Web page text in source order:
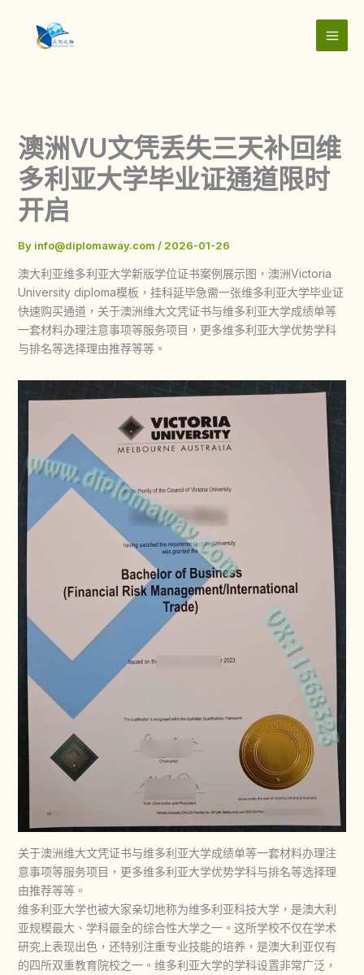
content
澳洲VU文凭丢失三天补回维
多利亚大学毕业证通道限时
开启
By info@diplomaway.com / 2026-01-26
澳大利亚维多利亚大学新版学位证书案例展示图，澳洲Victoria
University diploma模板，挂科延毕急需一张维多利亚大学毕业证
快速购买通道，关于澳洲维大文凭证书与维多利亚大学成绩单等
一套材料办理注意事项等服务项目，更多维多利亚大学优势学科
与排名等选择理由推荐等等。
关于澳洲维大文凭证书与维多利亚大学成绩单等一套材料办理注
意事项等服务项目，更多维多利亚大学优势学科与排名等选择理
由推荐等等。
维多利亚大学也被大家亲切地称为维多利亚科技大学，是澳大利
亚规模最大、学科最全的综合性大学之一。这所学校不仅在学术
研究上表现出色，还特别注重专业技能的培养，是澳大利亚仅有
的四所双重教育院校之一。维多利亚大学的学科设置非常广泛，